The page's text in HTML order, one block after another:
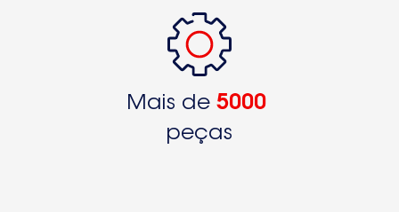
Mais de 5000
peças